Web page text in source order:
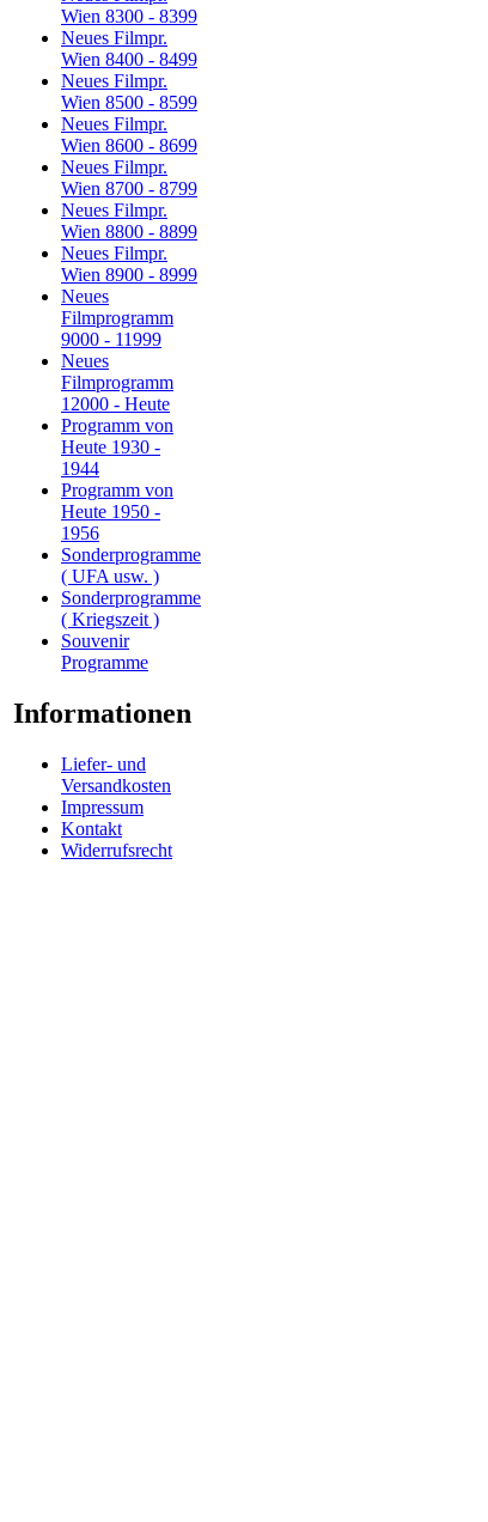
Wien 8300 - 8399
Neues Filmpr.
Wien 8400 - 8499
Neues Filmpr.
Wien 8500 - 8599
Neues Filmpr.
Wien 8600 - 8699
Neues Filmpr.
Wien 8700 - 8799
Neues Filmpr.
Wien 8800 - 8899
Neues Filmpr.
Wien 8900 - 8999
Neues
Filmprogramm
9000 - 11999
Neues
Filmprogramm
12000 - Heute
Programm von
Heute 1930 -
1944
Programm von
Heute 1950 -
1956
Sonderprogramme
( UFA usw. )
Sonderprogramme
( Kriegszeit )
Souvenir
Programme
Informationen
Liefer- und
Versandkosten
Impressum
Kontakt
Widerrufsrecht